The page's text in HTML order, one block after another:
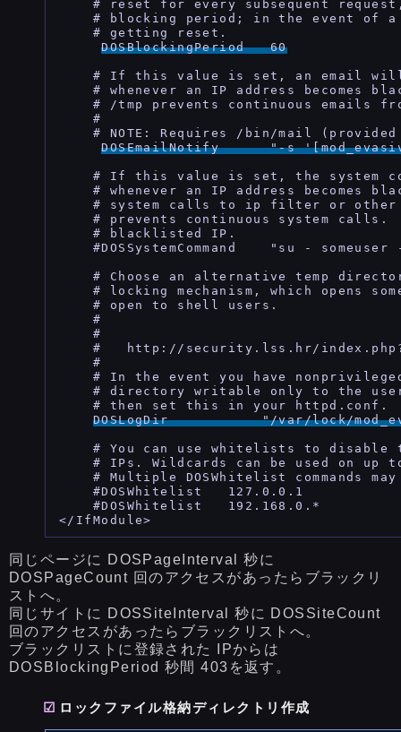
# reset for every subsequent
# blocking period; in the event of
    # getting reset.
DOSBlockingPeriod   60
# If this value is set, an email
# whenever an IP address becomes
# /tmp prevents continuous emails
    #
# NOTE: Requires /bin/mail (provided
DOSEmailNotify      "-s
# If this value is set, the system
# whenever an IP address becomes
# system calls to ip filter or
# prevents continuous system calls.
    # blacklisted IP.
#DOSSystemCommand    "su - someuser
# Choose an alternative temp
# locking mechanism, which opens
    # open to shell users.
    #
    #
#   http://security.lss.hr/
    #
# In the event you have
# directory writable only to the
    # then set this in your httpd.conf.
DOSLogDir           "/var/lock/
# You can use whitelists to disable
# IPs. Wildcards can be used on up
# Multiple DOSWhitelist commands
    #DOSWhitelist   127.0.0.1
    #DOSWhitelist   192.168.0.*
同じページに DOSPageInterval 秒に
DOSPageCount 回のアクセスがあったらブラックリ
ストへ。
同じサイトに DOSSiteInterval 秒に DOSSiteCount
回のアクセスがあったらブラックリストへ。
ブラックリストに登録された IPからは
DOSBlockingPeriod 秒間 403を返す。
ロックファイル格納ディレクトリ作成